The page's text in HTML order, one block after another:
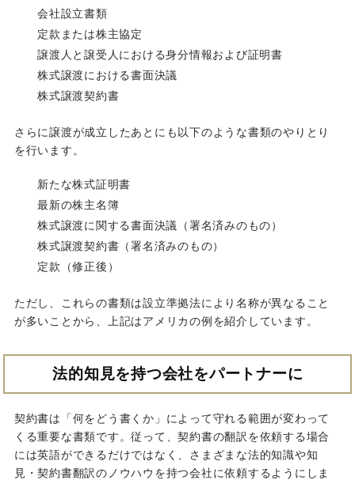
会社設立書類
定款または株主協定
譲渡人と譲受人における身分情報および証明書
株式譲渡における書面決議
株式譲渡契約書
さらに譲渡が成立したあとにも以下のような書類のやりとり
を行います。
新たな株式証明書
最新の株主名簿
株式譲渡に関する書面決議（署名済みのもの）
株式譲渡契約書（署名済みのもの）
定款（修正後）
ただし、これらの書類は設立準拠法により名称が異なること
が多いことから、上記はアメリカの例を紹介しています。
法的知見を持つ会社をパートナーに
契約書は「何をどう書くか」によって守れる範囲が変わって
くる重要な書類です。従って、契約書の翻訳を依頼する場合
には英語ができるだけではなく、さまざまな法的知識や知
見・契約書翻訳のノウハウを持つ会社に依頼するようにしま